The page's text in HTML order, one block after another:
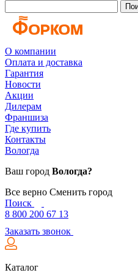
О компании
Оплата и доставка
Гарантия
Новости
Акции
Дилерам
Франшиза
Где купить
Контакты
Вологда
Ваш город Вологда?
Все верно Сменить город
Поиск
8 800 200 67 13
Заказать звонок
Каталог